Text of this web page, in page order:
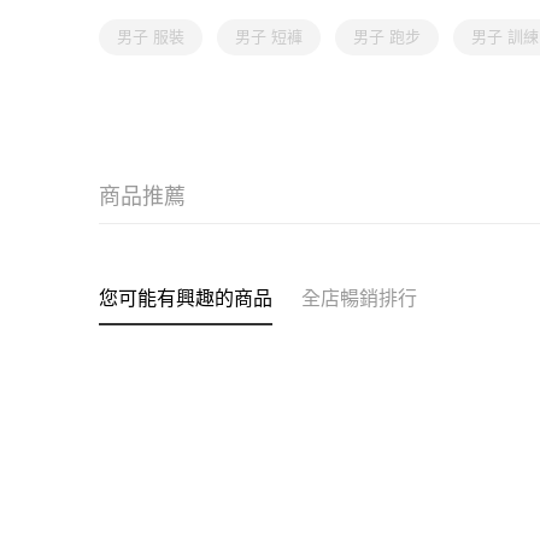
男子 服裝 男子 短褲 男子 跑步 男子 訓練
商品推薦
您可能有興趣的商品 全店暢銷排行